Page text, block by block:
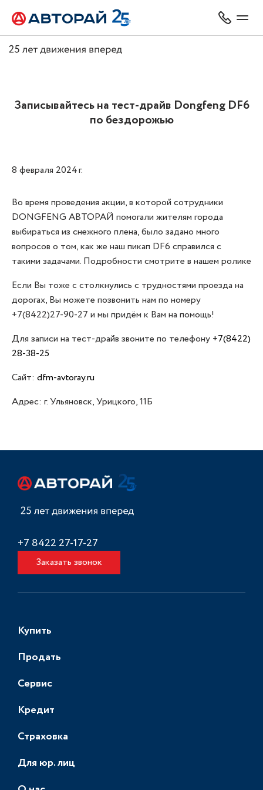
Записывайтесь на тест-драйв Dongfeng DF6
по бездорожью
8 февраля 2024 г.
Во время проведения акции, в которой сотрудники
DONGFENG АВТОРАЙ помогали жителям города
выбираться из снежного плена, было задано много
вопросов о том, как же наш пикап DF6 справился с
такими задачами. Подробности смотрите в нашем ролике
Если Вы тоже с столкнулись с трудностями проезда на
дорогах, Вы можете позвонить нам по номеру
+7(8422)27-90-27 и мы придём к Вам на помощь!
Для записи на тест-драйв звоните по телефону +7(8422)
28-38-25
Сайт: dfm-avtoray.ru
Адрес: г. Ульяновск, Урицкого, 11Б
+7 8422 27-17-27
Заказать звонок
Купить
Продать
Сервис
Кредит
Страховка
Для юр. лиц